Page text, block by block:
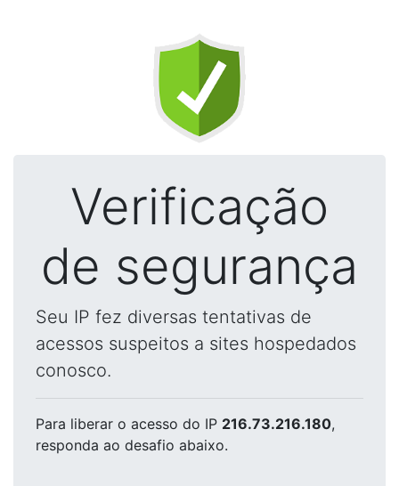
Verificação
de segurança
Seu IP fez diversas tentativas de
acessos suspeitos a sites hospedados
conosco.
Para liberar o acesso do IP 216.73.216.180,
responda ao desafio abaixo.